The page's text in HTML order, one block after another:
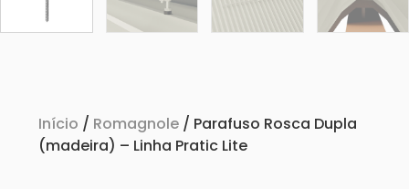
Início / Romagnole / Parafuso Rosca Dupla
(madeira) – Linha Pratic Lite